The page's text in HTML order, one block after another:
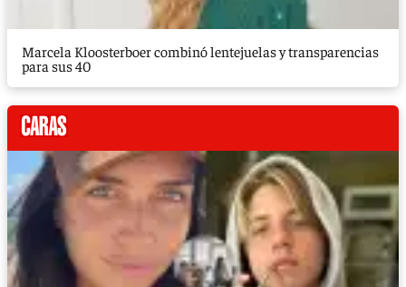
Marcela Kloosterboer combinó lentejuelas y transparencias
para sus 40